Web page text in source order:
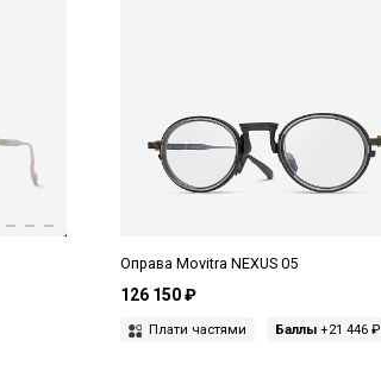
Оправа Movitra NEXUS 05
126 150 ₽
Плати частями Баллы +21 446 ₽